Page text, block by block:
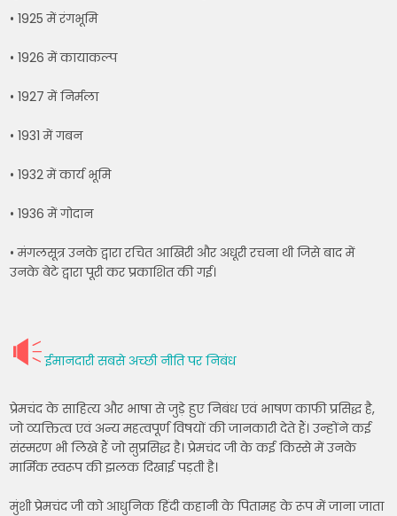
• 1925 में रंगभूमि
• 1926 में कायाकल्प
• 1927 में निर्मला
• 1931 में गबन
• 1932 में कार्य भूमि
• 1936 में गोदान
• मंगलसूत्र उनके द्वारा रचित आखिरी और अधूरी रचना थी जिसे बाद में
उनके बेटे द्वारा पूरी कर प्रकाशित की गई।
ईमानदारी सबसे अच्छी नीति पर निबंध
प्रेमचंद के साहित्य और भाषा से जुड़े हुए निबंध एवं भाषण काफी प्रसिद्ध है,
जो व्यक्तित्व एवं अन्य महत्वपूर्ण विषयों की जानकारी देते हैं। उन्होंने कई
संस्मरण भी लिखे हैं जो सुप्रसिद्ध है। प्रेमचंद जी के कई किस्से में उनके
मार्मिक स्वरूप की झलक दिखाई पड़ती है।
मुंशी प्रेमचंद जी को आधुनिक हिंदी कहानी के पितामह के रूप में जाना जाता